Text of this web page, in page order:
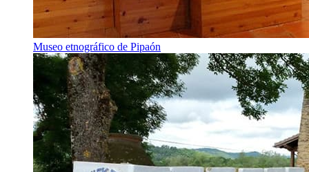
Museo etnográfico de Pipaón